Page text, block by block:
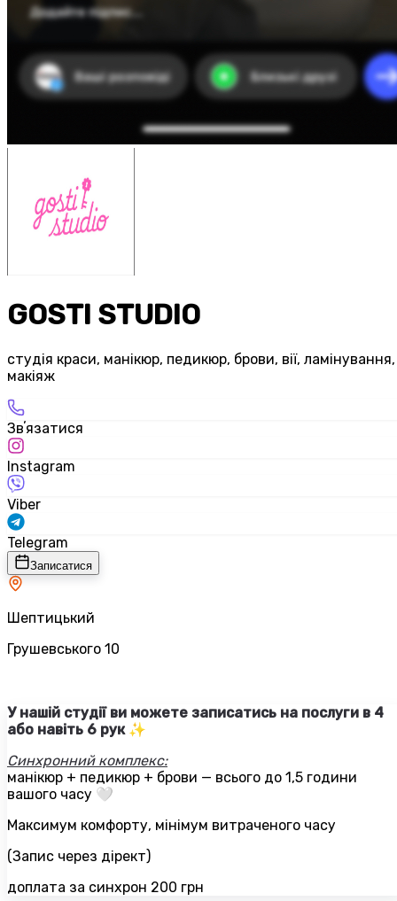
GOSTI STUDIO
студія краси, манікюр, педикюр, брови, вії, ламінування,
макіяж
Звʼязатися
Instagram
Viber
Telegram
Записатися
Шептицький
Грушевського 10
У нашій студії ви можете записатись на послуги в 4
або навіть 6 рук ✨
Синхронний комплекс:
манікюр + педикюр + брови — всього до 1,5 години
вашого часу 🤍
Максимум комфорту, мінімум витраченого часу
(Запис через дірект)
доплата за синхрон 200 грн